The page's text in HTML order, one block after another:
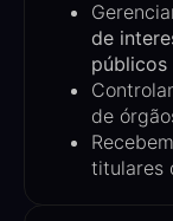
de
públicos
de
titulares